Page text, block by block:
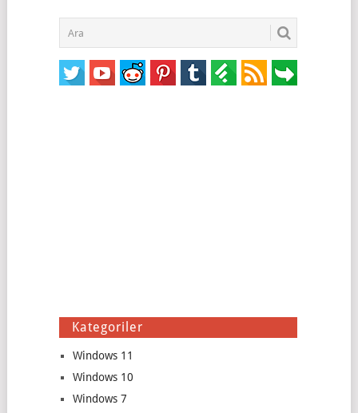
Kategoriler
Windows 11
Windows 10
Windows 7